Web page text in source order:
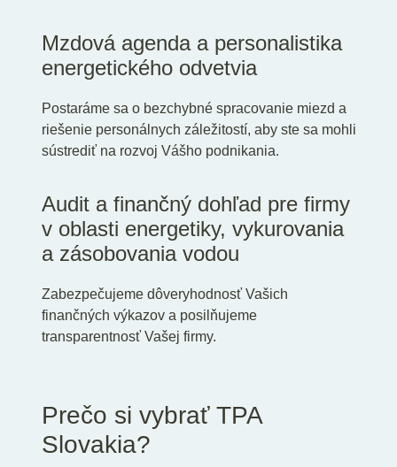
Mzdová agenda a personalistika
energetického odvetvia
Postaráme sa o bezchybné spracovanie miezd a
riešenie personálnych záležitostí, aby ste sa mohli
sústrediť na rozvoj Vášho podnikania.
Audit a finančný dohľad pre firmy
v oblasti energetiky, vykurovania
a zásobovania vodou
Zabezpečujeme dôveryhodnosť Vašich
finančných výkazov a posilňujeme
transparentnosť Vašej firmy.
Prečo si vybrať TPA
Slovakia?